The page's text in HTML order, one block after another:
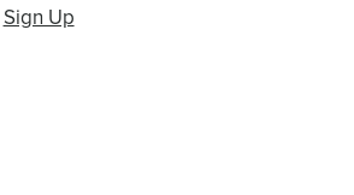
Sign Up